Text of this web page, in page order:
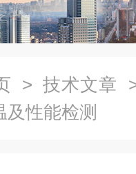
> 技术文章
及性能检测